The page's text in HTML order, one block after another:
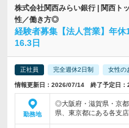
株式会社関西みらい銀行 | 関西ト
性／働き方◎
経験者募集【法人営業】年
16.3日
正社員 完全週休2日制 女性の
情報更新日：2026/07/14 終了予定日
勤務地
◎大阪府・滋賀県・京
県、東京都にある各支